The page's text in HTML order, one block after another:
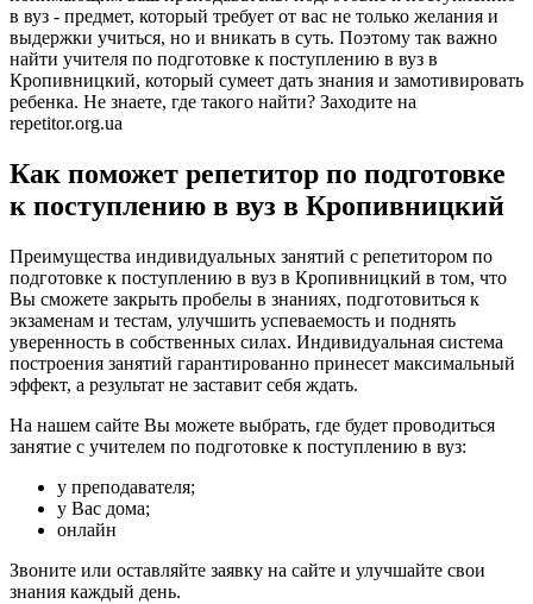
в вуз - предмет, который требует от вас не только желания и
выдержки учиться, но и вникать в суть. Поэтому так важно
найти учителя по подготовке к поступлению в вуз в
Кропивницкий, который сумеет дать знания и замотивировать
ребенка. Не знаете, где такого найти? Заходите на
repetitor.org.ua
Как поможет репетитор по подготовке
к поступлению в вуз в Кропивницкий
Преимущества индивидуальных занятий с репетитором по
подготовке к поступлению в вуз в Кропивницкий в том, что
Вы сможете закрыть пробелы в знаниях, подготовиться к
экзаменам и тестам, улучшить успеваемость и поднять
уверенность в собственных силах. Индивидуальная система
построения занятий гарантированно принесет максимальный
эффект, а результат не заставит себя ждать.
На нашем сайте Вы можете выбрать, где будет проводиться
занятие с учителем по подготовке к поступлению в вуз:
у преподавателя;
у Вас дома;
онлайн
Звоните или оставляйте заявку на сайте и улучшайте свои
знания каждый день.